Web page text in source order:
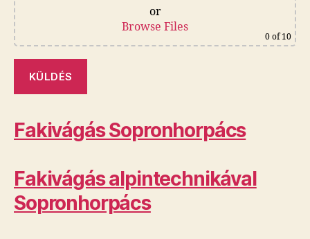
or
Browse Files
0 of 10
Fakivágás Sopronhorpács
Fakivágás alpintechnikával
Sopronhorpács